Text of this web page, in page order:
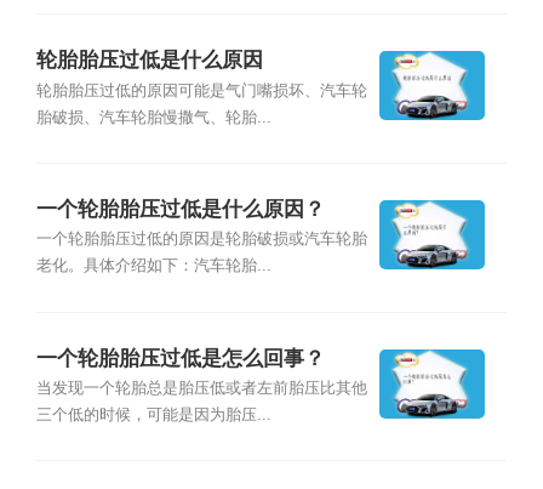
轮胎胎压过低是什么原因
轮胎胎压过低的原因可能是气门嘴损坏、汽车轮
胎破损、汽车轮胎慢撒气、轮胎...
一个轮胎胎压过低是什么原因？
一个轮胎胎压过低的原因是轮胎破损或汽车轮胎
老化。具体介绍如下：汽车轮胎...
一个轮胎胎压过低是怎么回事？
当发现一个轮胎总是胎压低或者左前胎压比其他
三个低的时候，可能是因为胎压...